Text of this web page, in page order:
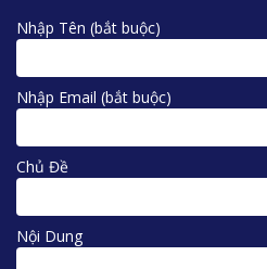
Nhập Tên (bắt buộc)
Nhập Email (bắt buộc)
Chủ Đề
Nội Dung